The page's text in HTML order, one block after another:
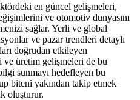
en güncel gelişmeleri,
ve otomotiv dünyasını
sağlar. Yerli ve global
ve pazar trendleri detaylı
doğrudan etkileyen
ve üretim gelişmeleri de bu
sunmayı hedefleyen bu
biteni yakından takip etmek
oluşturur.